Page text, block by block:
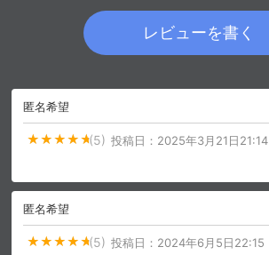
レビューを書く
匿名希望
(5) 投稿日： 2025年3月21日21:14
匿名希望
(5) 投稿日： 2024年6月5日22:15